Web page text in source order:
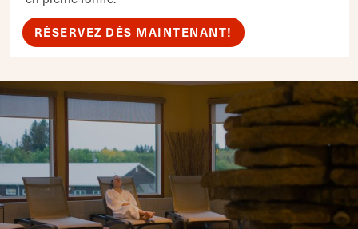
RÉSERVEZ DÈS MAINTENANT!